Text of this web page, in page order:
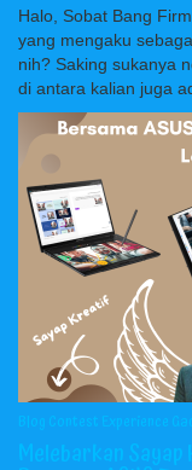
Halo, Sobat Bang
yang mengaku
nih? Saking sukanya
di antara kalian juga
Blog Contest Experience
Melebarkan